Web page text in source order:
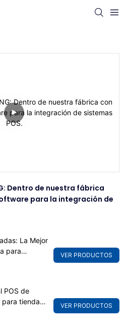
Dentro de nuestra fábrica
para la integración de
La Mejor
para
VER PRODUCTOS
POS de
para tiendas
VER PRODUCTOS